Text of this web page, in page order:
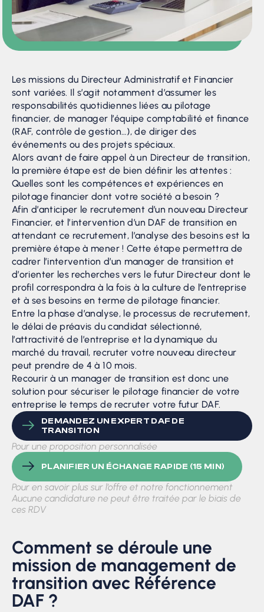
Les missions du Directeur Administratif et Financier
sont variées. Il s’agit notamment d’assumer les
responsabilités quotidiennes liées au pilotage
financier, de manager l’équipe comptabilité et finance
(RAF, contrôle de gestion…), de diriger des
événements ou des projets spéciaux.
Alors avant de faire appel à un Directeur de transition,
la première étape est de bien définir les attentes :
Quelles sont les compétences et expériences en
pilotage financier dont votre société a besoin ?
Afin d’anticiper le recrutement d’un nouveau Directeur
Financier, et l’intervention d’un DAF de transition en
attendant ce recrutement, l’analyse des besoins est la
première étape à mener ! Cette étape permettra de
cadrer l’intervention d’un manager de transition et
d’orienter les recherches vers le futur Directeur dont le
profil correspondra à la fois à la culture de l’entreprise
et à ses besoins en terme de pilotage financier.
Entre la phase d’analyse, le processus de recrutement,
le délai de préavis du candidat sélectionné,
l’attractivité de l’entreprise et la dynamique du
marché du travail, recruter votre nouveau directeur
peut prendre de 4 à 10 mois.
Recourir à un manager de transition est donc une
solution pour sécuriser le pilotage financier de votre
entreprise le temps de recruter votre futur DAF.
DEMANDEZ UN EXPERT DAF DE
TRANSITION
Pour une proposition personnalisée
PLANIFIER UN ÉCHANGE RAPIDE (15 MIN)
Pour en savoir plus sur l’offre et notre fonctionnement
Aucune candidature ne peut être traitée par le biais de
ces RDV
Comment se déroule une
mission de management de
transition avec Référence
DAF ?